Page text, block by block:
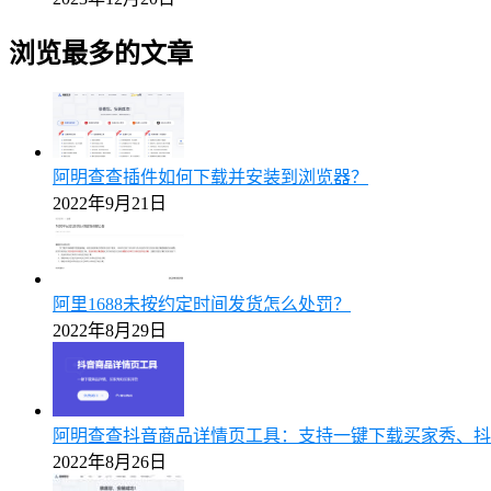
浏览最多的文章
阿明查查插件如何下载并安装到浏览器？
2022年9月21日
阿里1688未按约定时间发货怎么处罚？
2022年8月29日
阿明查查抖音商品详情页工具：支持一键下载买家秀、
2022年8月26日